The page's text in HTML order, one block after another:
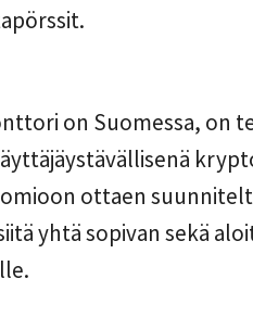
on Suomessa, on
ottaen
yhtä sopivan sekä